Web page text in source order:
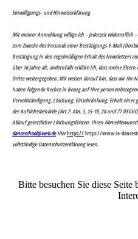
Einwilligungs- und Hinweiserklärung
Mit meiner Anmeldung willige ich – jederzeit widerruflich
zum Zwecke des Versands einer Bestätigungs-E-Mail
Bestätigung in den regelmäßigen Erhalt des Newsletters
über 16 Jahre alt, andernfalls erkläre ich, dass meine
Dritte weitergegeben. Wir weisen darauf hin, dass wir Ihr
haben folgende Rechte in Bezug auf Ihre
Vervollständigung, Löschung, Einschränkung, Erhalt
der Aufsichtsbehörde (Art.7. Abs. 3, 15-18, 20 und 77
Ablauf gesetzlicher Löschungsfristen. Ihren
danceschool@web.deHierhttps://https://www.ie-
vollständige Datenschutzerklärung lesen.
Bitte besuchen Sie diese